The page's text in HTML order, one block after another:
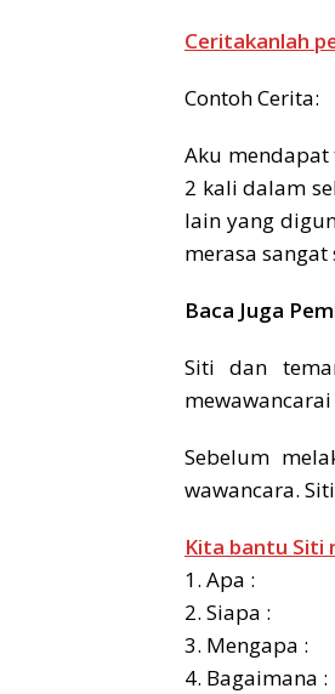
Ceritakanlah
Contoh Cerita:
Aku
2 kali dalam
lain yang
merasa
Baca Juga
Siti dan
Sebelum
wawancara.
Kita bantu Siti
1. Apa :
2. Siapa :
3. Mengapa :
4. Bagaimana :